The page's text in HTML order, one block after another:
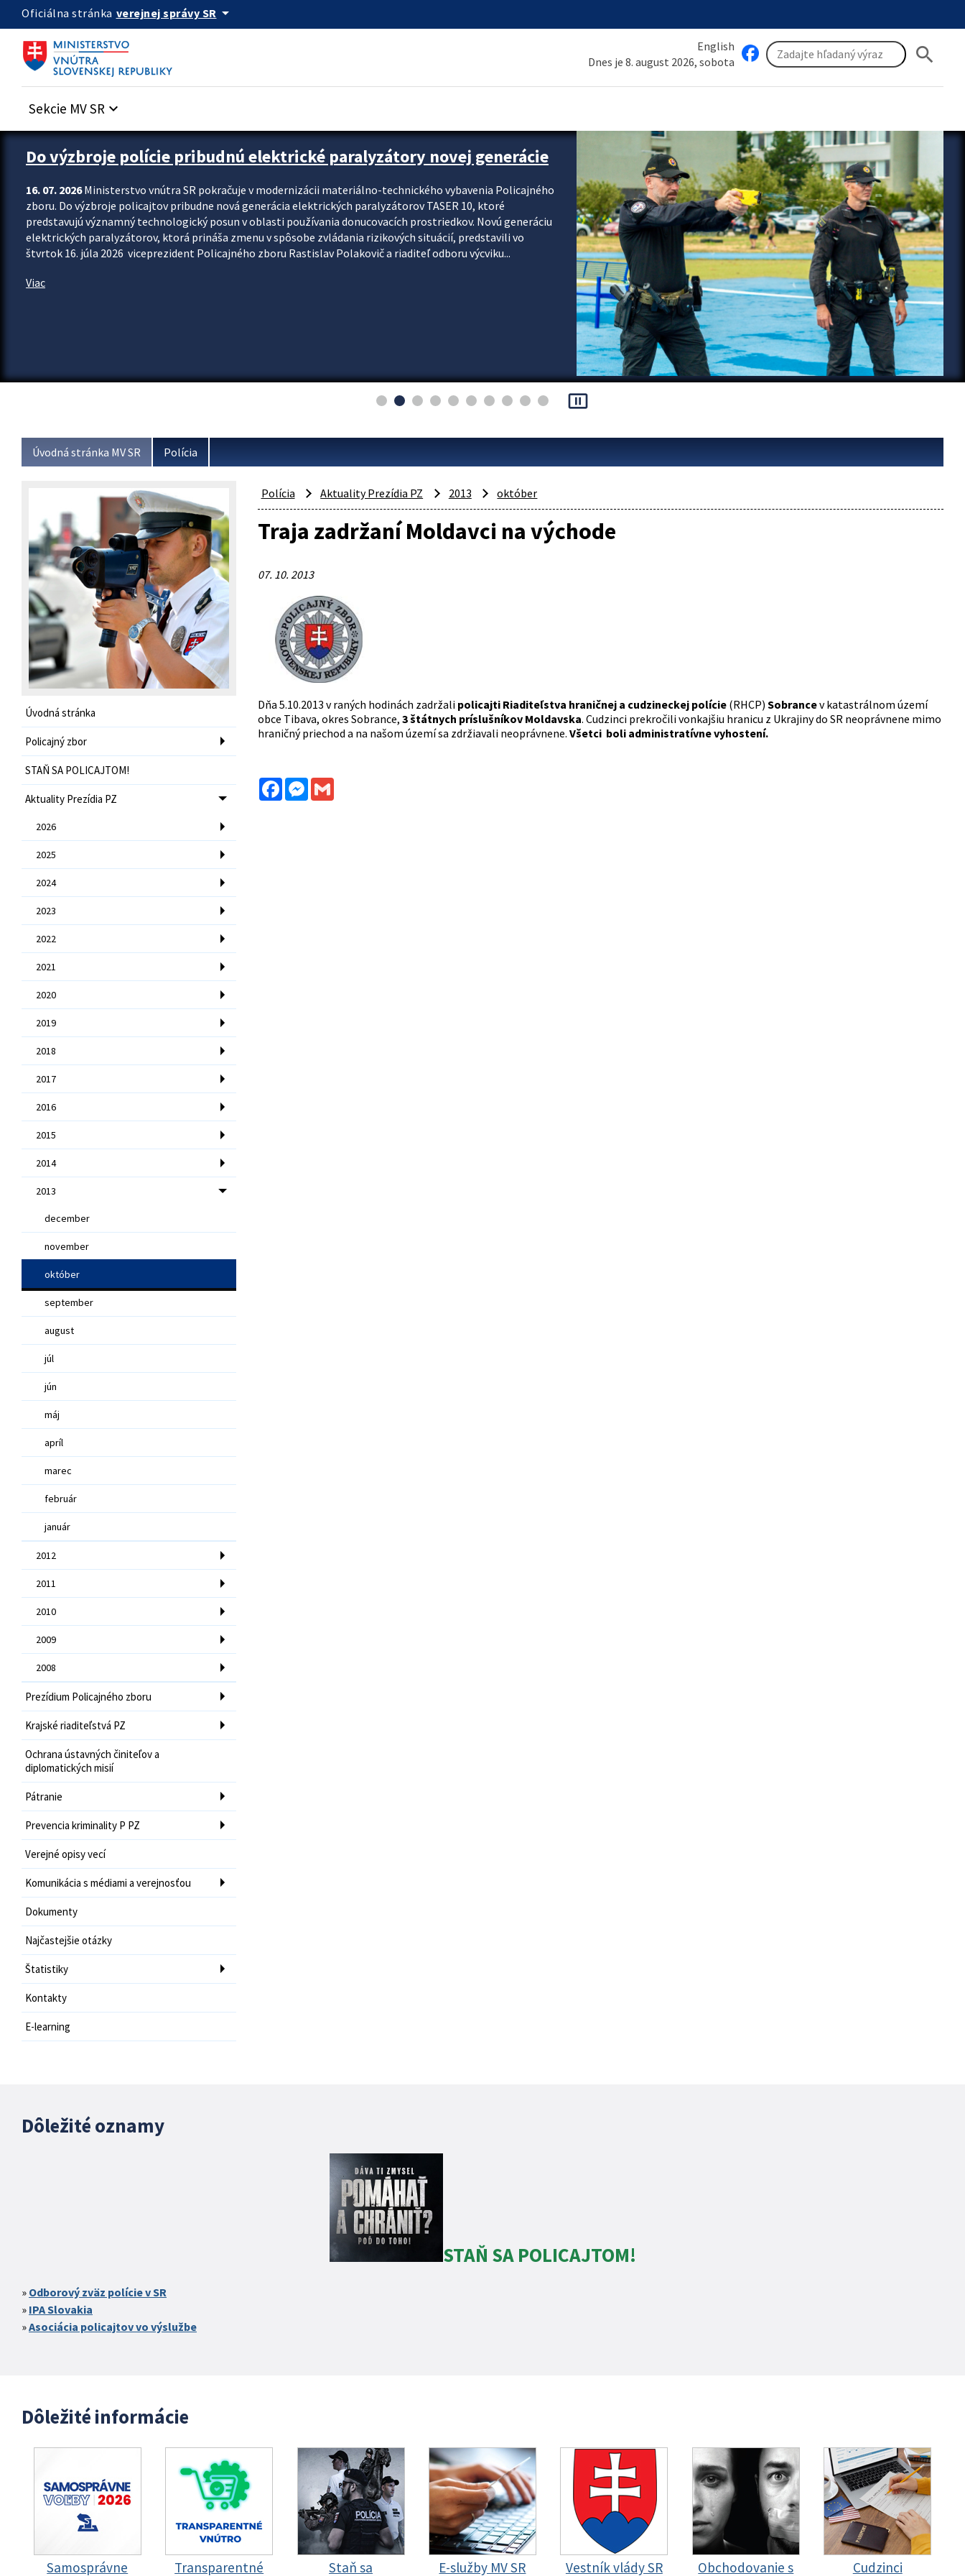
Preskocit na hlavný obsah
Oficiálna stránka verejnej správy SR arrow_drop_down
English
Dnes je 8. august 2026, sobota
search
Sekcie MV SR keyboard_arrow_down
Zastavit automatický posun upútavok
Do výzbroje polície pribudnú elektrické paralyzátory novej generácie
16. 07. 2026Ministerstvo vnútra SR pokračuje v modernizácii materiálno-technického vybavenia Policajného
zboru. Do výzbroje policajtov pribudne nová generácia elektrických paralyzátorov TASER 10, ktoré
predstavujú významný technologický posun v oblasti používania donucovacích prostriedkov. Novú generáciu
elektrických paralyzátorov, ktorá prináša zmenu v spôsobe zvládania rizikových situácií, predstavili vo
štvrtok 16. júla 2026 viceprezident Policajného zboru Rastislav Polakovič a riaditeľ odboru výcviku...
Viac
pause_presentation
Úvodná stránka MV SR Polícia
Úvodná stránka
Policajný zbor
STAŇ SA POLICAJTOM!
Aktuality Prezídia PZ
2026
2025
2024
2023
2022
2021
2020
2019
2018
2017
2016
2015
2014
2013
december
november
október
september
august
júl
jún
máj
apríl
marec
február
január
2012
2011
2010
2009
2008
Prezídium Policajného zboru
Krajské riaditeľstvá PZ
Ochrana ústavných činiteľov a
diplomatických misií
Pátranie
Prevencia kriminality P PZ
Verejné opisy vecí
Komunikácia s médiami a verejnosťou
Dokumenty
Najčastejšie otázky
Štatistiky
Kontakty
E-learning
Polícia Aktuality Prezídia PZ 2013 október
Traja zadržaní Moldavci na východe
07. 10. 2013
Dňa 5.10.2013 v raných hodinách zadržali policajti Riaditeľstva hraničnej a cudzineckej polície(RHCP) Sobrancev katastrálnom území
obce Tibava, okres Sobrance, 3 štátnych príslušníkov Moldavska. Cudzinci prekročili vonkajšiu hranicu z Ukrajiny do SR neoprávnene mimo
hraničný priechod a na našom území sa zdržiavali neoprávnene. Všetci boli administratívne vyhostení.
FacebookMessenger
Gmail
Dôležité oznamy
STAŇ SA POLICAJTOM!
Odborový zväz polície v SR
IPA Slovakia
Asociácia policajtov vo výslužbe
Dôležité informácie
Samosprávne
Transparentné
Staň sa
E-služby MV SR Vestník vlády SR
Obchodovanie s
Cudzinci